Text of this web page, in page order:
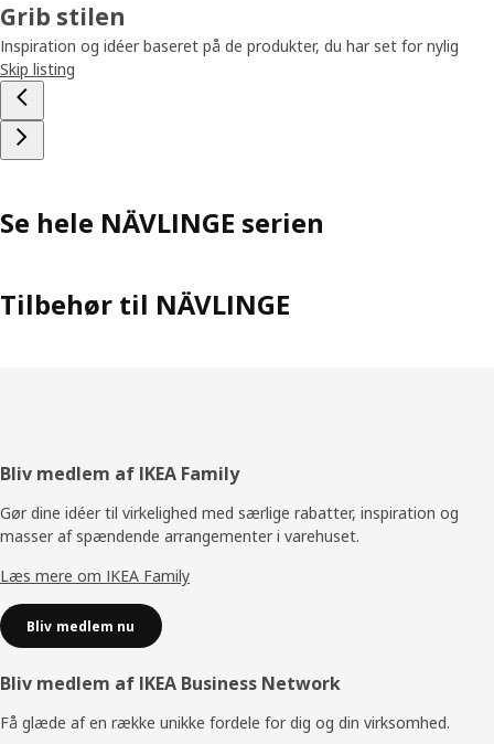
Grib stilen
Inspiration og idéer baseret på de produkter, du har set for nylig
Skip listing
Se hele NÄVLINGE serien
Tilbehør til NÄVLINGE
Footer
Bliv medlem af IKEA Family
Gør dine idéer til virkelighed med særlige rabatter, inspiration og
masser af spændende arrangementer i varehuset.
Læs mere om IKEA Family
Bliv medlem nu
Bliv medlem af IKEA Business Network
Få glæde af en række unikke fordele for dig og din virksomhed.